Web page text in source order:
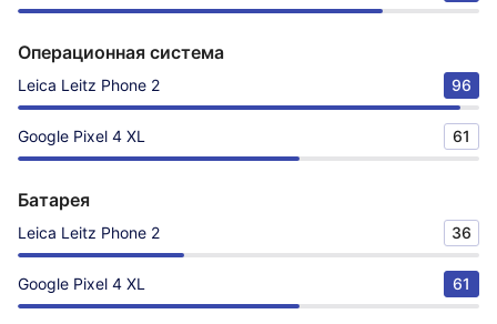
Операционная система
Leica Leitz Phone 2 96
Google Pixel 4 XL 61
Батарея
Leica Leitz Phone 2 36
Google Pixel 4 XL 61